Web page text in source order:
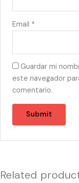
Email *
Guardar mi
este navegador
comentario.
Related